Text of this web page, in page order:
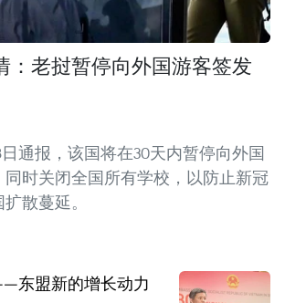
：老挝暂停向外国游客签发
通报，该国将在30天内暂停向外国
时关闭全国所有学校，以防止新冠
散蔓延。
东盟新的增长动力